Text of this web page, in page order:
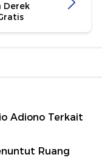
Derek
Adiono Terkait
Ruang